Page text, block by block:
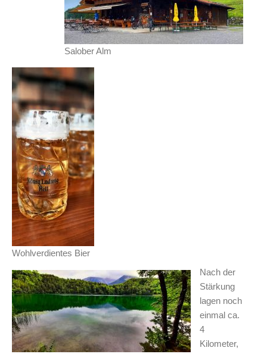
Salober Alm
Wohlverdientes Bier
Nach der
Stärkung
lagen noch
einmal ca.
4
Kilometer,